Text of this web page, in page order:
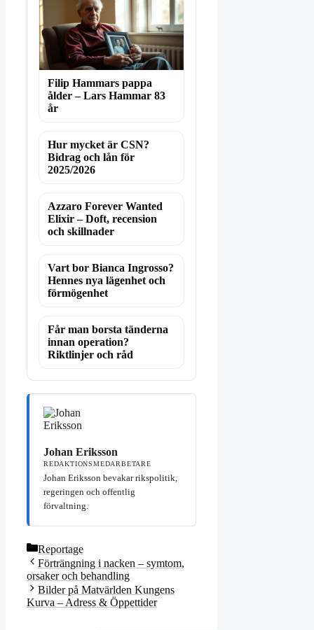
Filip Hammars pappa
ålder – Lars Hammar 83
år
Hur mycket är CSN?
Bidrag och lån för
2025/2026
Azzaro Forever Wanted
Elixir – Doft, recension
och skillnader
Vart bor Bianca Ingrosso?
Hennes nya lägenhet och
förmögenhet
Får man borsta tänderna
innan operation?
Riktlinjer och råd
Johan Eriksson
REDAKTIONSMEDARBETARE
Johan Eriksson bevakar rikspolitik,
regeringen och offentlig
förvaltning.
Kategorier
Reportage
Förträngning i nacken – symtom,
orsaker och behandling
Bilder på Matvärlden Kungens
Kurva – Adress & Öppettider